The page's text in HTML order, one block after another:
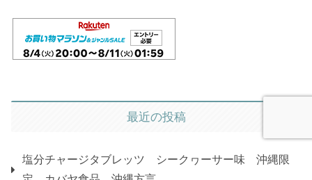
最近の投稿
塩分チャージタブレッツ シークヮーサー味 沖縄限